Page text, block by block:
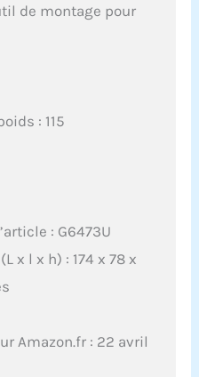
de montage pour
: 115
: G6473U
x l x h) : 174 x 78 x
Amazon.fr : 22 avril